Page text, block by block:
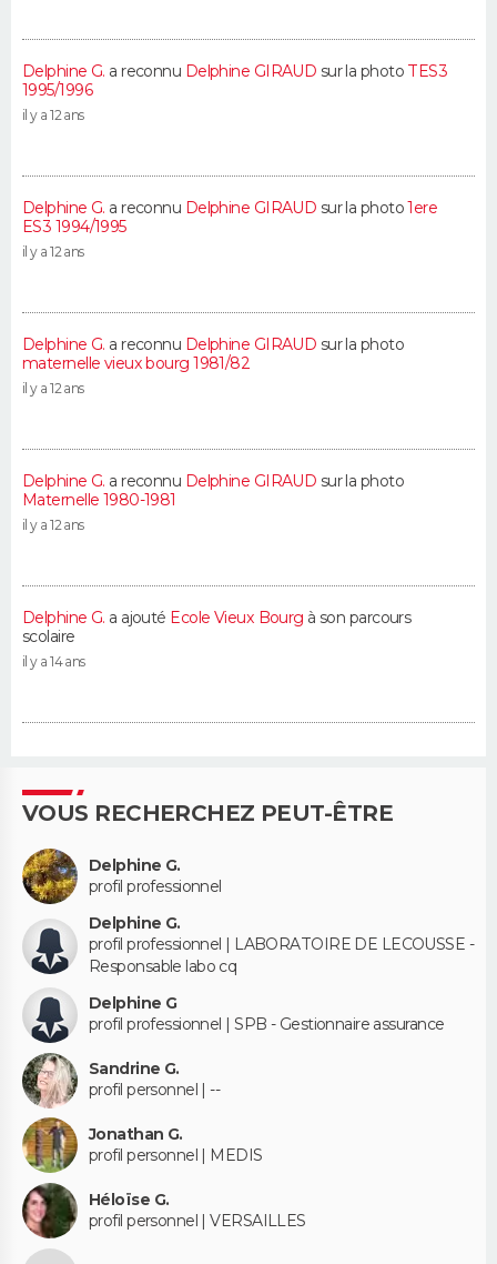
Delphine G. a reconnu Delphine GIRAUD sur la photo TES3
1995/1996
il y a 12 ans
Delphine G. a reconnu Delphine GIRAUD sur la photo1ere
ES3 1994/1995
il y a 12 ans
Delphine G. a reconnu Delphine GIRAUD sur la photo
maternelle vieux bourg 1981/82
il y a 12 ans
Delphine G. a reconnu Delphine GIRAUD sur la photo
Maternelle 1980-1981
il y a 12 ans
Delphine G. a ajouté Ecole Vieux Bourg à son parcours
scolaire
il y a 14 ans
VOUS RECHERCHEZ PEUT-ÊTRE
Delphine G.
profil professionnel
Delphine G.
profil professionnel | LABORATOIRE DE LECOUSSE -
Responsable labo cq
Delphine G
profil professionnel | SPB - Gestionnaire assurance
Sandrine G.
profil personnel | --
Jonathan G.
profil personnel | MEDIS
Héloïse G.
profil personnel | VERSAILLES